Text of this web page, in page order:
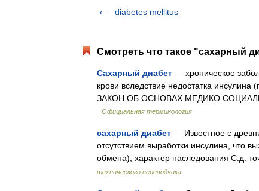
diabetes mellitus
Смотреть что такое "сахарный
Сахарный диабет — хроническое
крови вследствие недостатка
ЗАКОН ОБ ОСНОВАХ МЕДИКО
Официальная терминология
сахарный диабет — Известное с
отсутствием выработки инсулина, что
обмена); характер наследования С.д.
технического переводчика